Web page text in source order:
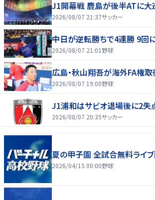
J1開幕戦 鹿島が後半ATに大
2026/08/07 21:37サッカー
中日が逆転勝ちで4連勝 9回
2026/08/07 21:01 野球
広島・秋山翔吾が海外FA権取
2026/08/07 19:00野球
J1浦和はサビオ退場後に2失
2026/08/07 20:35サッカー
夏の甲子園 全試合無料ライブ
2026/04/15 00:00野球